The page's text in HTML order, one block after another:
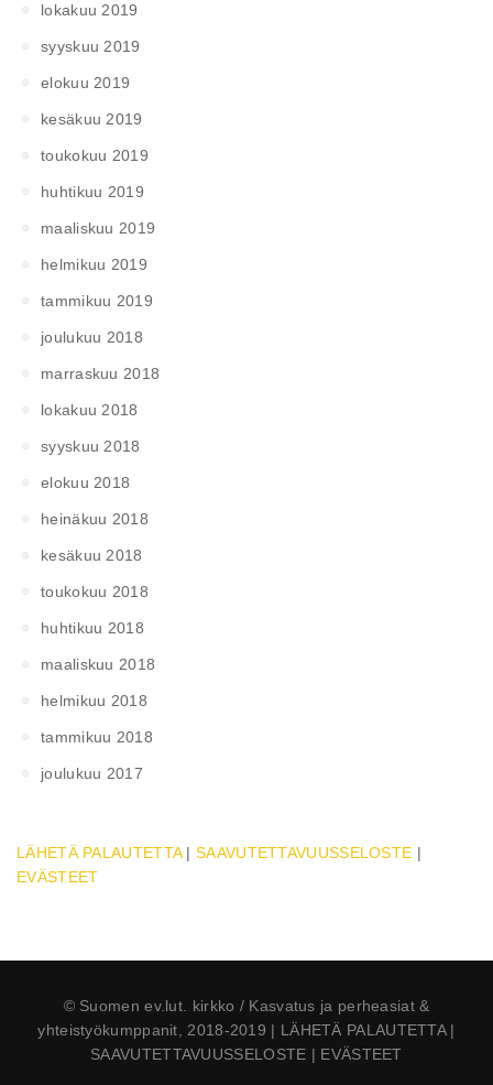
lokakuu 2019
syyskuu 2019
elokuu 2019
kesäkuu 2019
toukokuu 2019
huhtikuu 2019
maaliskuu 2019
helmikuu 2019
tammikuu 2019
joulukuu 2018
marraskuu 2018
lokakuu 2018
syyskuu 2018
elokuu 2018
heinäkuu 2018
kesäkuu 2018
toukokuu 2018
huhtikuu 2018
maaliskuu 2018
helmikuu 2018
tammikuu 2018
joulukuu 2017
LÄHETÄ PALAUTETTA|SAAVUTETTAVUUSSELOSTE |
EVÄSTEET
© Suomen ev.lut. kirkko / Kasvatus ja perheasiat &
yhteistyökumppanit, 2018-2019 | LÄHETÄ PALAUTETTA |
SAAVUTETTAVUUSSELOSTE | EVÄSTEET